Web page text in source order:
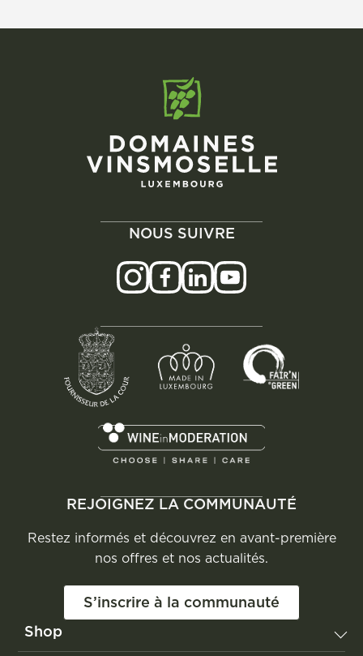
NOUS SUIVRE
REJOIGNEZ LA COMMUNAUTÉ
Restez informés et découvrez en avant-première
nos offres et nos actualités.
S’inscrire à la communauté
Shop